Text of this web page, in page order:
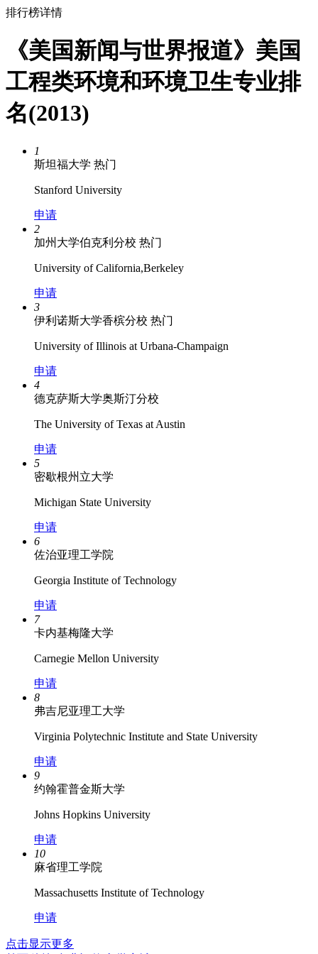
排行榜详情
《美国新闻与世界报道》美国
工程类环境和环境卫生专业排
名(2013)
1
斯坦福大学 热门
Stanford University
申请
2
加州大学伯克利分校 热门
University of California,Berkeley
申请
3
伊利诺斯大学香槟分校 热门
University of Illinois at Urbana-Champaign
申请
4
德克萨斯大学奥斯汀分校
The University of Texas at Austin
申请
5
密歇根州立大学
Michigan State University
申请
6
佐治亚理工学院
Georgia Institute of Technology
申请
7
卡内基梅隆大学
Carnegie Mellon University
申请
8
弗吉尼亚理工大学
Virginia Polytechnic Institute and State University
申请
9
约翰霍普金斯大学
Johns Hopkins University
申请
10
麻省理工学院
Massachusetts Institute of Technology
申请
点击显示更多